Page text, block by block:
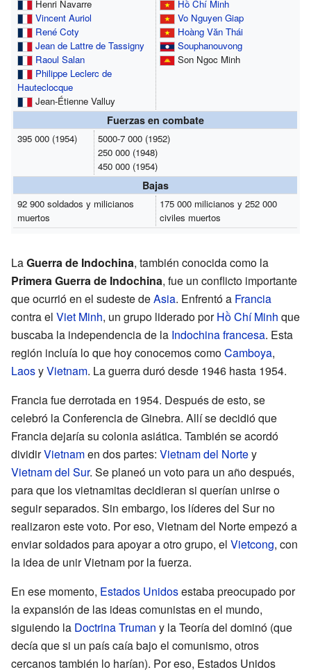
Henri Navarre
Vincent Auriol
René Coty
Jean de Lattre de Tassigny
Raoul Salan
Philippe Leclerc de
Hauteclocque
Jean-Étienne Valluy
Hồ Chí Minh
Vo Nguyen Giap
Hoàng Văn Thái
Souphanouvong
Son Ngoc Minh
Fuerzas en combate
395 000 (1954)
5000-7 000 (1952)
250 000 (1948)
450 000 (1954)
Bajas
92 900 soldados y milicianos
muertos
175 000 milicianos y 252 000
civiles muertos
LaGuerra de Indochina, también conocida como la
Primera Guerra de Indochina, fue un conflicto importante
que ocurrió en el sudeste deAsia. Enfrentó a Francia
contra el Viet Minh, un grupo liderado porHồ Chí Minh que
buscaba la independencia de la Indochina francesa. Esta
región incluía lo que hoy conocemos comoCamboya,
LaosyVietnam. La guerra duró desde 1946 hasta 1954.
Francia fue derrotada en 1954. Después de esto, se
celebró la Conferencia de Ginebra. Allí se decidió que
Francia dejaría su colonia asiática. También se acordó
dividirVietnamen dos partes: Vietnam del Nortey
Vietnam del Sur. Se planeó un voto para un año después,
para que los vietnamitas decidieran si querían unirse o
seguir separados. Sin embargo, los líderes del Sur no
realizaron este voto. Por eso, Vietnam del Norte empezó a
enviar soldados para apoyar a otro grupo, el Vietcong, con
la idea de unir Vietnam por la fuerza.
En ese momento, Estados Unidosestaba preocupado por
la expansión de las ideas comunistas en el mundo,
siguiendo la Doctrina Truman y la Teoría del dominó (que
decía que si un país caía bajo el comunismo, otros
cercanos también lo harían). Por eso, Estados Unidos